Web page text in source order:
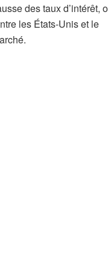
des taux d’intérêt,
les États-Unis et le